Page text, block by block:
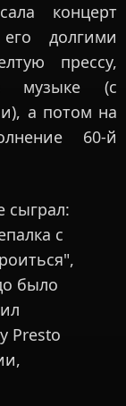
концерт
долгими
прессу,
музыке (с
а потом на
60-й
сыграл:
с
было
Presto